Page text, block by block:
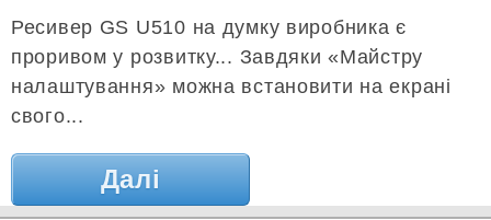
Ресивер GS U510 на думку виробника є
проривом у розвитку... Завдяки «Майстру
налаштування» можна встановити на екрані
свого...
Далі